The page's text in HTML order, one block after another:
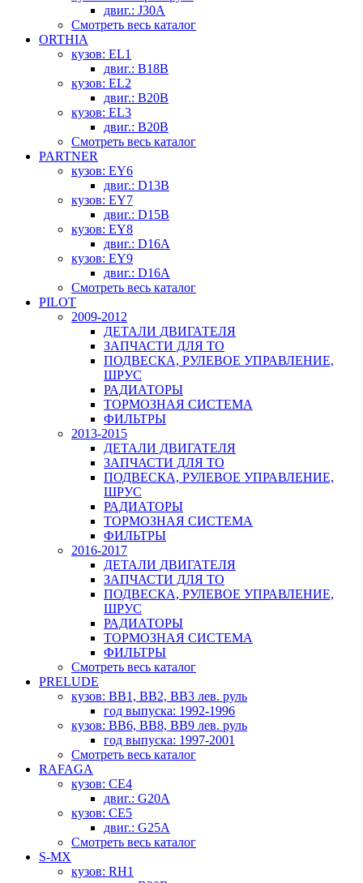
двиг.: J30A
Смотреть весь каталог
ORTHIA
кузов: EL1
двиг.: B18B
кузов: EL2
двиг.: B20B
кузов: EL3
двиг.: B20B
Смотреть весь каталог
PARTNER
кузов: EY6
двиг.: D13B
кузов: EY7
двиг.: D15B
кузов: EY8
двиг.: D16A
кузов: EY9
двиг.: D16A
Смотреть весь каталог
PILOT
2009-2012
ДЕТАЛИ ДВИГАТЕЛЯ
ЗАПЧАСТИ ДЛЯ ТО
ПОДВЕСКА, РУЛЕВОЕ УПРАВЛЕНИЕ,
ШРУС
РАДИАТОРЫ
ТОРМОЗНАЯ СИСТЕМА
ФИЛЬТРЫ
2013-2015
ДЕТАЛИ ДВИГАТЕЛЯ
ЗАПЧАСТИ ДЛЯ ТО
ПОДВЕСКА, РУЛЕВОЕ УПРАВЛЕНИЕ,
ШРУС
РАДИАТОРЫ
ТОРМОЗНАЯ СИСТЕМА
ФИЛЬТРЫ
2016-2017
ДЕТАЛИ ДВИГАТЕЛЯ
ЗАПЧАСТИ ДЛЯ ТО
ПОДВЕСКА, РУЛЕВОЕ УПРАВЛЕНИЕ,
ШРУС
РАДИАТОРЫ
ТОРМОЗНАЯ СИСТЕМА
ФИЛЬТРЫ
Смотреть весь каталог
PRELUDE
кузов: BB1, BB2, BB3 лев. руль
год выпуска: 1992-1996
кузов: BB6, BB8, BB9 лев. руль
год выпуска: 1997-2001
Смотреть весь каталог
RAFAGA
кузов: CE4
двиг.: G20A
кузов: CE5
двиг.: G25A
Смотреть весь каталог
S-MX
кузов: RH1